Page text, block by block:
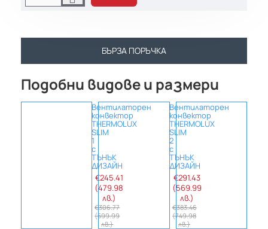
БЪРЗА ПОРЪЧКА
Подобни видове и размери
Вентилаторен
конвектор
THERMOLUX
SLIM
1
с
ТЪНЪК
ДИЗАЙН
€245.41
(479.98
лв.)
€306.77
(599.99
лв.)
Вентилаторен
конвектор
THERMOLUX
SLIM
2
с
ТЪНЪК
ДИЗАЙН
€291.43
(569.99
лв.)
€383.46
(749.98
лв.)